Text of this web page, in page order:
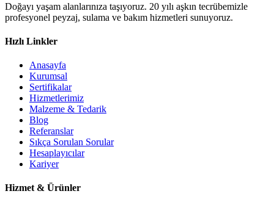
Doğayı yaşam alanlarınıza taşıyoruz. 20 yılı aşkın tecrübemizle
profesyonel peyzaj, sulama ve bakım hizmetleri sunuyoruz.
Hızlı Linkler
Anasayfa
Kurumsal
Sertifikalar
Hizmetlerimiz
Malzeme & Tedarik
Blog
Referanslar
Sıkça Sorulan Sorular
Hesaplayıcılar
Kariyer
Hizmet & Ürünler